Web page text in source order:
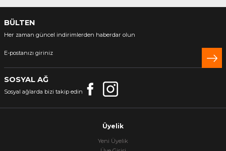
BÜLTEN
Her zaman güncel indirimlerden haberdar olun
SOSYAL AĞ
Sosyal ağlarda bizi takip edin
Üyelik
Yeni Üyelik